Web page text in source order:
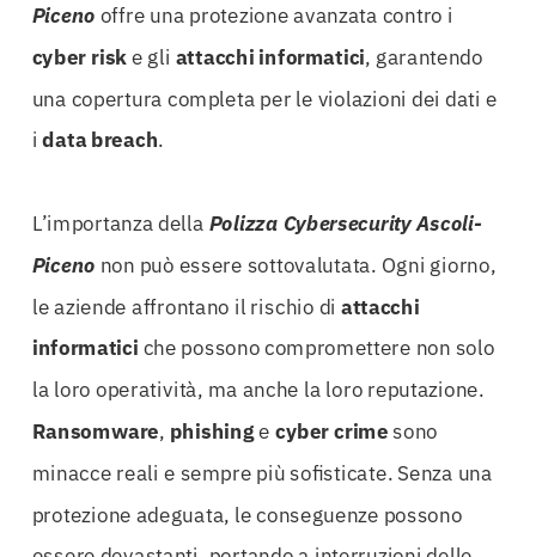
Piceno offre una protezione avanzata contro i
cyber riske gli attacchi informatici, garantendo
una copertura completa per le violazioni dei dati e
idata breach.
L’importanza della Polizza Cybersecurity Ascoli-
Piceno non può essere sottovalutata. Ogni giorno,
le aziende affrontano il rischio di attacchi
informatici che possono compromettere non solo
la loro operatività, ma anche la loro reputazione.
Ransomware, phishinge cyber crimesono
minacce reali e sempre più sofisticate. Senza una
protezione adeguata, le conseguenze possono